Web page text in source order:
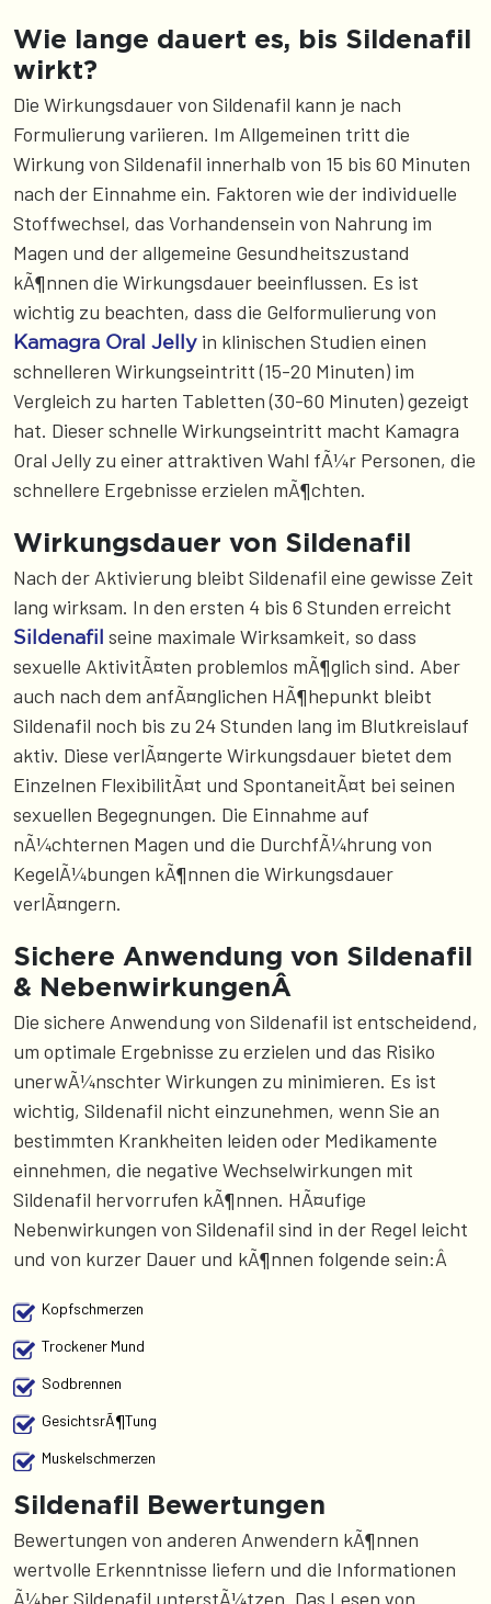
Wie lange dauert es, bis Sildenafil
wirkt?
Die Wirkungsdauer von Sildenafil kann je nach
Formulierung variieren. Im Allgemeinen tritt die
Wirkung von Sildenafil innerhalb von 15 bis 60 Minuten
nach der Einnahme ein. Faktoren wie der individuelle
Stoffwechsel, das Vorhandensein von Nahrung im
Magen und der allgemeine Gesundheitszustand
kÃ¶nnen die Wirkungsdauer beeinflussen. Es ist
wichtig zu beachten, dass die Gelformulierung von
Kamagra Oral Jelly in klinischen Studien einen
schnelleren Wirkungseintritt (15-20 Minuten) im
Vergleich zu harten Tabletten (30-60 Minuten) gezeigt
hat. Dieser schnelle Wirkungseintritt macht Kamagra
Oral Jelly zu einer attraktiven Wahl fÃ¼r Personen, die
schnellere Ergebnisse erzielen mÃ¶chten.
Wirkungsdauer von Sildenafil
Nach der Aktivierung bleibt Sildenafil eine gewisse Zeit
lang wirksam. In den ersten 4 bis 6 Stunden erreicht
Sildenafil seine maximale Wirksamkeit, so dass
sexuelle AktivitÃ¤ten problemlos mÃ¶glich sind. Aber
auch nach dem anfÃ¤nglichen HÃ¶hepunkt bleibt
Sildenafil noch bis zu 24 Stunden lang im Blutkreislauf
aktiv. Diese verlÃ¤ngerte Wirkungsdauer bietet dem
Einzelnen FlexibilitÃ¤t und SpontaneitÃ¤t bei seinen
sexuellen Begegnungen. Die Einnahme auf
nÃ¼chternen Magen und die DurchfÃ¼hrung von
KegelÃ¼bungen kÃ¶nnen die Wirkungsdauer
verlÃ¤ngern.
Sichere Anwendung von Sildenafil
& NebenwirkungenÂ
Die sichere Anwendung von Sildenafil ist entscheidend,
um optimale Ergebnisse zu erzielen und das Risiko
unerwÃ¼nschter Wirkungen zu minimieren. Es ist
wichtig, Sildenafil nicht einzunehmen, wenn Sie an
bestimmten Krankheiten leiden oder Medikamente
einnehmen, die negative Wechselwirkungen mit
Sildenafil hervorrufen kÃ¶nnen. HÃ¤ufige
Nebenwirkungen von Sildenafil sind in der Regel leicht
und von kurzer Dauer und kÃ¶nnen folgende sein:Â
Kopfschmerzen
Trockener Mund
Sodbrennen
GesichtsrÃ¶tung
Muskelschmerzen
Sildenafil Bewertungen
Bewertungen von anderen Anwendern kÃ¶nnen
wertvolle Erkenntnisse liefern und die Informationen
Ã¼ber Sildenafil unterstÃ¼tzen. Das Lesen von